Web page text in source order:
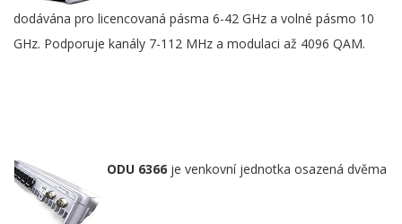
dodávána pro licencovaná pásma 6-42 GHz a volné pásmo 10
GHz. Podporuje kanály 7-112 MHz a modulaci až 4096 QAM.
ODU 6366 je venkovní jednotka osazená dvěma